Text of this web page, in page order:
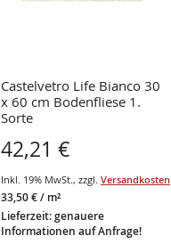
Castelvetro Life Bianco 30
x 60 cm Bodenfliese 1.
Sorte
42,21 €
Inkl. 19% MwSt. , zzgl. Versandkosten
33,50 €/ m²
Lieferzeit: genauere
Informationen auf Anfrage!